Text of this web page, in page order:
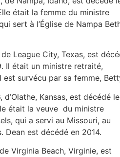
était la femme du ministre
sert à l’Église de Nampa
de League City, Texas, est
Il était un ministre retraité,
est survécu par sa femme,
d’Olathe, Kansas, est décédé
était la veuve du ministre
qui a servi au Missouri, au
Dean est décédé en 2014.
Virginia Beach, Virginie, est